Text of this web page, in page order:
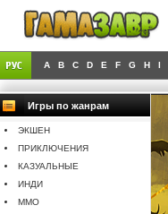
A B C D E F G H I
Игры по жанрам
ЭКШЕН
ПРИКЛЮЧЕНИЯ
КАЗУАЛЬНЫЕ
ИНДИ
MMO